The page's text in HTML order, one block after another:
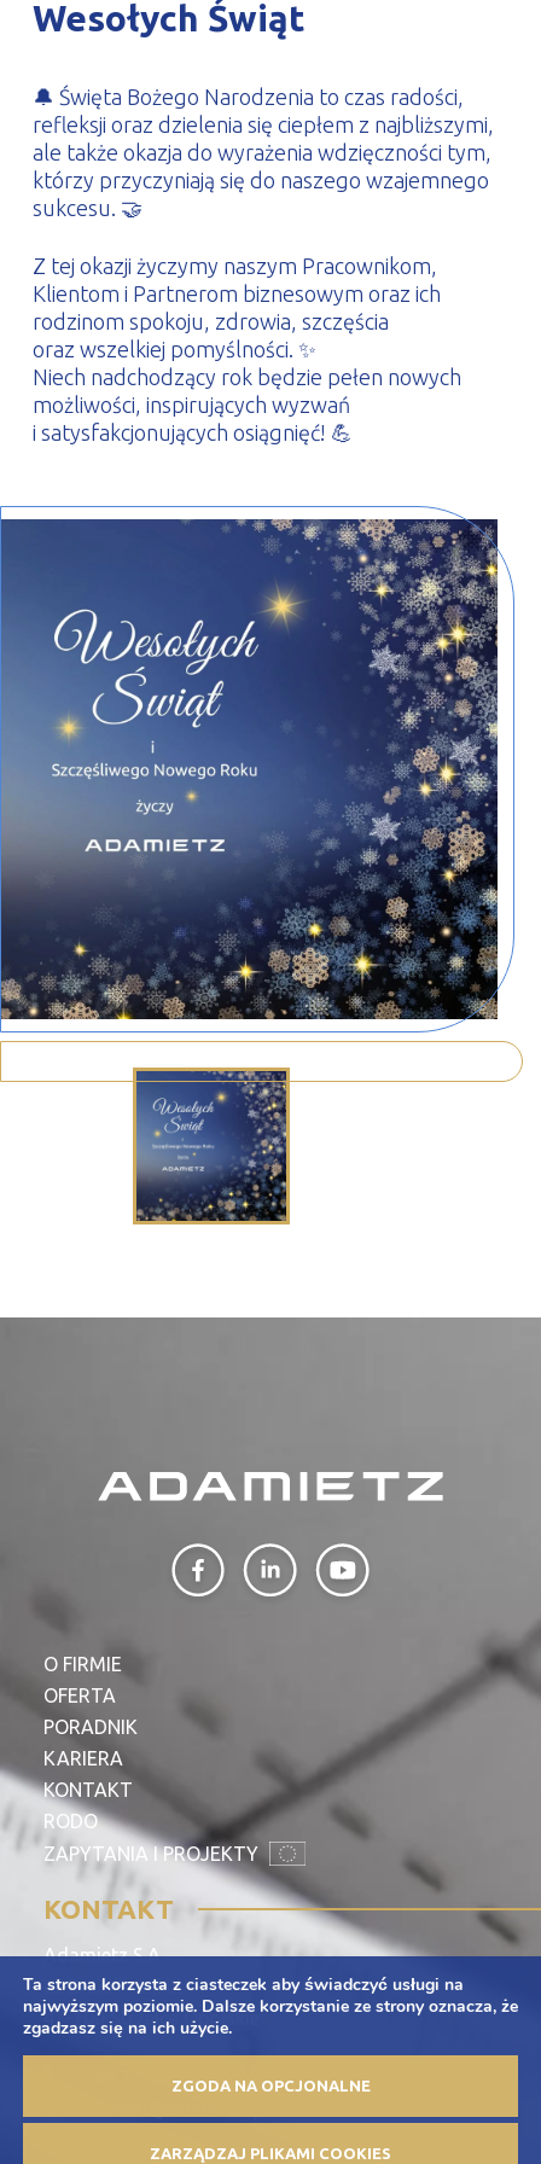
PROFILAR – profile zimnogięte
DE
Wesołych Świąt
🔔 Święta Bożego Narodzenia to czas radości,
refleksji oraz dzielenia się ciepłem z najbliższymi,
ale także okazja do wyrażenia wdzięczności tym,
którzy przyczyniają się do naszego wzajemnego
sukcesu. 🤝
Z tej okazji życzymy naszym Pracownikom,
Klientom i Partnerom biznesowym oraz ich
rodzinom spokoju, zdrowia, szczęścia
oraz wszelkiej pomyślności. ✨
Niech nadchodzący rok będzie pełen nowych
możliwości, inspirujących wyzwań
i satysfakcjonujących osiągnięć! 💪
O FIRMIE
OFERTA
PORADNIK
KARIERA
KONTAKT
RODO
ZAPYTANIA I PROJEKTY
KONTAKT
Adamietz S.A.
ul. Braci Prankel 1
47-100 Strzelce Opolskie
+48 77 463 00 65
Ta strona korzysta z ciasteczek aby świadczyć usługi na
najwyższym poziomie. Dalsze korzystanie ze strony oznacza, że
zgadzasz się na ich użycie.
ZGODA NA OPCJONALNE
ZARZĄDZAJ PLIKAMI COOKIES